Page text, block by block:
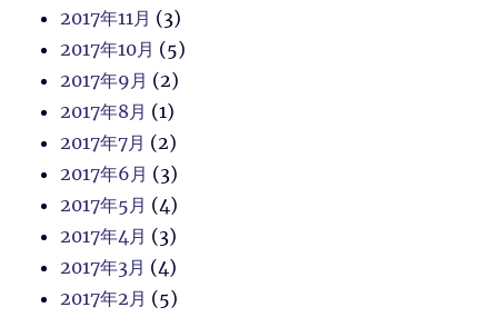
2017年11月 (3)
2017年10月 (5)
2017年9月 (2)
2017年8月 (1)
2017年7月 (2)
2017年6月 (3)
2017年5月 (4)
2017年4月 (3)
2017年3月 (4)
2017年2月 (5)